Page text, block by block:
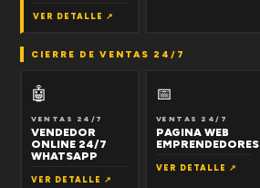
VER DETALLE ↗
CIERRE DE VENTAS 24/7
🤖
VENTAS 24/7
VENDEDOR
ONLINE 24/7
WHATSAPP
VER DETALLE ↗
📅
VENTAS 24/7
PAGINA WEB
EMPRENDEDORES
VER DETALLE ↗